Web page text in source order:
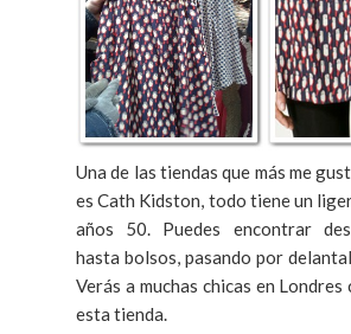
Una de las tiendas que más me
es Cath Kidston, todo tiene un
años 50. Puedes encontrar
hasta bolsos, pasando por
Verás a muchas chicas en Londres
esta tienda.